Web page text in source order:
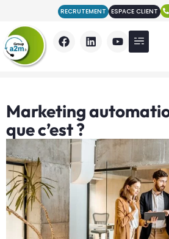
RECRUTEMENT ESPACE CLIENT
Marketing
que c’est ?